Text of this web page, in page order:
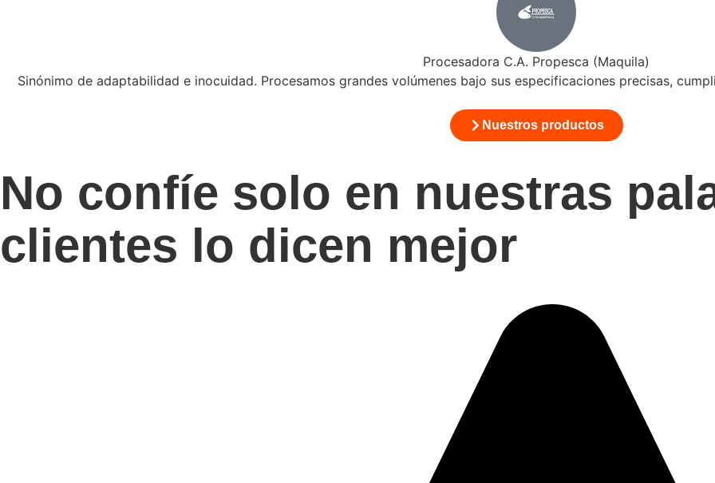
Procesadora C.A. Propesca (Maquila)
Sinónimo de adaptabilidad e inocuidad. Procesamos grandes volúmenes bajo sus especificaciones precisas,
Nuestros productos
No confíe solo en nuestras
clientes lo dicen mejor